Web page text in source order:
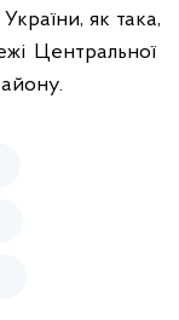
як така,
Центральної